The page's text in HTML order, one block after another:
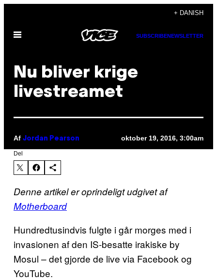
indhold
+ DANISH
Åbn
SUBSCRIBENEWSLETTER
Nu bliver krige
livestreamet
Af Jordan Pearson oktober 19, 2016, 3:00am
Del
Denne artikel er oprindeligt udgivet af
Motherboard
Hundredtusindvis fulgte i går morges med i
invasionen af den IS-besatte irakiske by
Mosul – det gjorde de live via Facebook og
YouTube.